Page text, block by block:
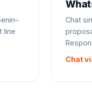
line
Chat
Chat